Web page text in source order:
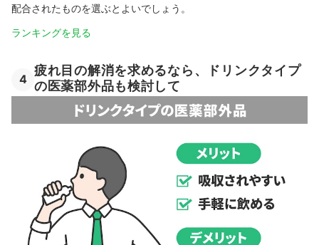
配合されたものを選ぶとよいでしょう。
ランキングを見る
4
疲れ目の解消を求めるなら、ドリンクタイプ
の医薬部外品も検討して